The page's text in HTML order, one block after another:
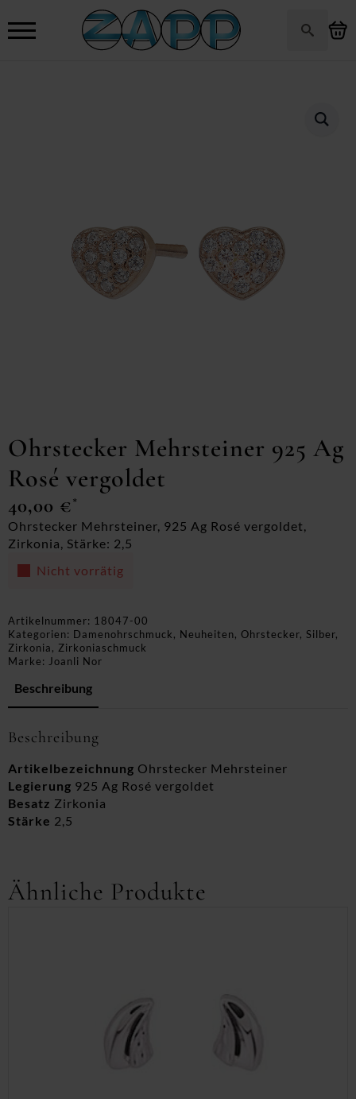
Ohrstecker Mehrsteiner 925 Ag
Rosé vergoldet
40,00 €*
Ohrstecker Mehrsteiner, 925 Ag Rosé vergoldet,
Zirkonia, Stärke: 2,5
Nicht vorrätig
Artikelnummer: 18047-00
Kategorien: Damenohrschmuck, Neuheiten, Ohrstecker, Silber,
Zirkonia, Zirkoniaschmuck
Marke: Joanli Nor
Beschreibung
Beschreibung
Artikelbezeichnung Ohrstecker Mehrsteiner
Legierung 925 Ag Rosé vergoldet
Besatz Zirkonia
Stärke 2,5
Ähnliche Produkte